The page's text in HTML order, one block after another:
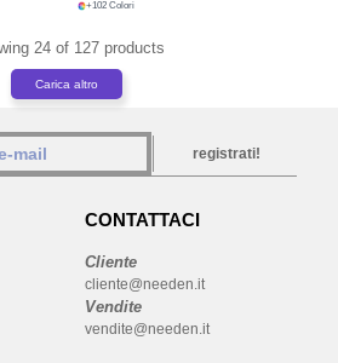
+102 Colori
24 of 127 products
Carica altro
registrati!
CONTATTACI
Cliente
cliente@needen.it
Vendite
vendite@needen.it